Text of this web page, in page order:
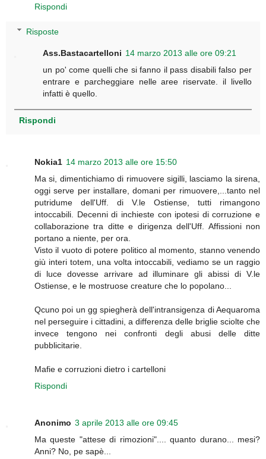
Rispondi
Risposte
Ass.Bastacartelloni 14 marzo 2013 alle ore 09:21
un po' come quelli che si fanno il pass disabili falso per
entrare e parcheggiare nelle aree riservate. il livello
infatti è quello.
Rispondi
Nokia1 14 marzo 2013 alle ore 15:50
Ma si, dimentichiamo di rimuovere sigilli, lasciamo la sirena,
oggi serve per installare, domani per rimuovere,...tanto nel
putridume dell'Uff. di V.le Ostiense, tutti rimangono
intoccabili. Decenni di inchieste con ipotesi di corruzione e
collaborazione tra ditte e dirigenza dell'Uff. Affissioni non
portano a niente, per ora.
Visto il vuoto di potere politico al momento, stanno venendo
giù interi totem, una volta intoccabili, vediamo se un raggio
di luce dovesse arrivare ad illuminare gli abissi di V.le
Ostiense, e le mostruose creature che lo popolano...
Qcuno poi un gg spiegherà dell'intransigenza di Aequaroma
nel perseguire i cittadini, a differenza delle briglie sciolte che
invece tengono nei confronti degli abusi delle ditte
pubblicitarie.
Mafie e corruzioni dietro i cartelloni
Rispondi
Anonimo 3 aprile 2013 alle ore 09:45
Ma queste "attese di rimozioni".... quanto durano... mesi?
Anni? No, pe sapè...